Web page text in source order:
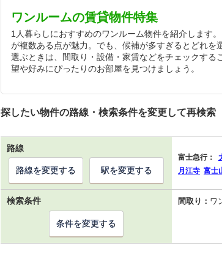
ワンルームの賃貸物件特集
1人暮らしにおすすめのワンルーム物件を紹介します
が複数ある点が魅力。でも、候補が多すぎるとどれを
選ぶときは、間取り・設備・家賃などをチェックす
望や好みにぴったりのお部屋を見つけましょう。
探したい物件の路線・検索条件を変更して再検索
路線
富士急行：
月江寺 富士
路線を変更する 駅を変更する
検索条件 間取り： ワ
条件を変更する